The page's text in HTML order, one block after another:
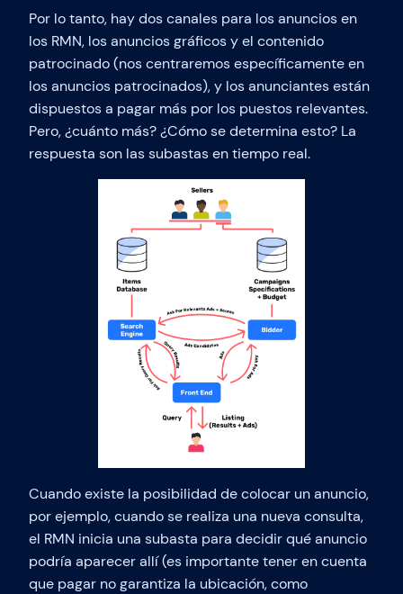
Por lo tanto, hay dos canales para los anuncios en
los RMN, los anuncios gráficos y el contenido
patrocinado (nos centraremos específicamente en
los anuncios patrocinados), y los anunciantes están
dispuestos a pagar más por los puestos relevantes.
Pero, ¿cuánto más? ¿Cómo se determina esto? La
respuesta son las subastas en tiempo real.
Cuando existe la posibilidad de colocar un anuncio,
por ejemplo, cuando se realiza una nueva consulta,
el RMN inicia una subasta para decidir qué anuncio
podría aparecer allí (es importante tener en cuenta
que pagar no garantiza la ubicación, como